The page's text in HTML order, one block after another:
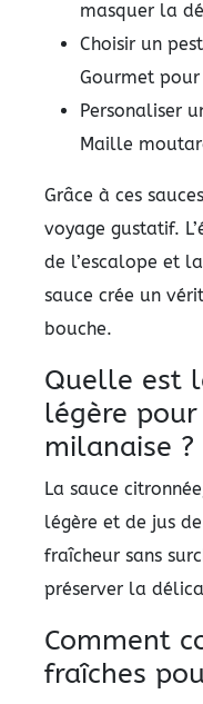
masquer la
Choisir un
Gourmet
Personaliser
Maille
Grâce à ces
voyage gustatif.
de l’escalope et
sauce crée un
bouche.
Quelle est
légère pour
milanaise ?
La sauce
légère et de jus
fraîcheur sans
préserver la
Comment
fraîches